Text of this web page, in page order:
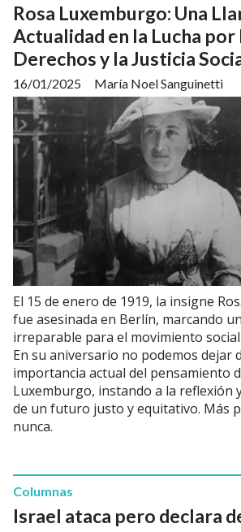
Rosa Luxemburgo: Una
Actualidad en la Lucha por
Derechos y la Justicia
María Noel Sanguinetti
16/01/2025
El 15 de enero de 1919, la insigne
fue asesinada en Berlín, marcando
irreparable para el movimiento
En su aniversario no podemos dejar
importancia actual del pensamiento
Luxemburgo, instando a la reflexión
de un futuro justo y equitativo. Más
nunca.
Israel ataca pero declara
Columnas